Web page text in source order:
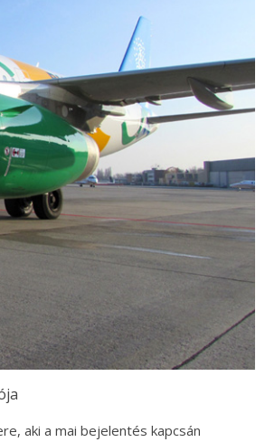
aki a mai bejelentés kapcsán